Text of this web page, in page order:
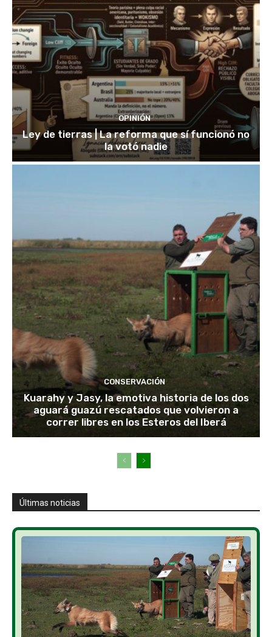
OPINIÓN
Ley de tierras | La reforma que sí funcionó no
la votó nadie
CONSERVACIÓN
Kuarahy y Jasy, la emotiva historia de los dos
aguará guazú rescatados que volvieron a
correr libres en los Esteros del Iberá
Últimas noticias